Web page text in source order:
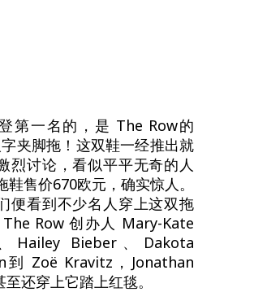
第一名的，是 The Row的
夹脚拖！这双鞋一经推出就
烈讨论，看似平平无奇的人
鞋售价670欧元，确实惊人。
便看到不少名人穿上这双拖
Row 创办人 Mary-Kate
Hailey Bieber、Dakota
到 Zoë Kravitz，Jonathan
还穿上它踏上红毯。